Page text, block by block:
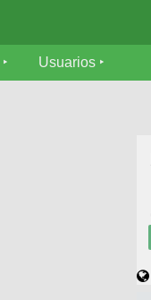
Usuarios